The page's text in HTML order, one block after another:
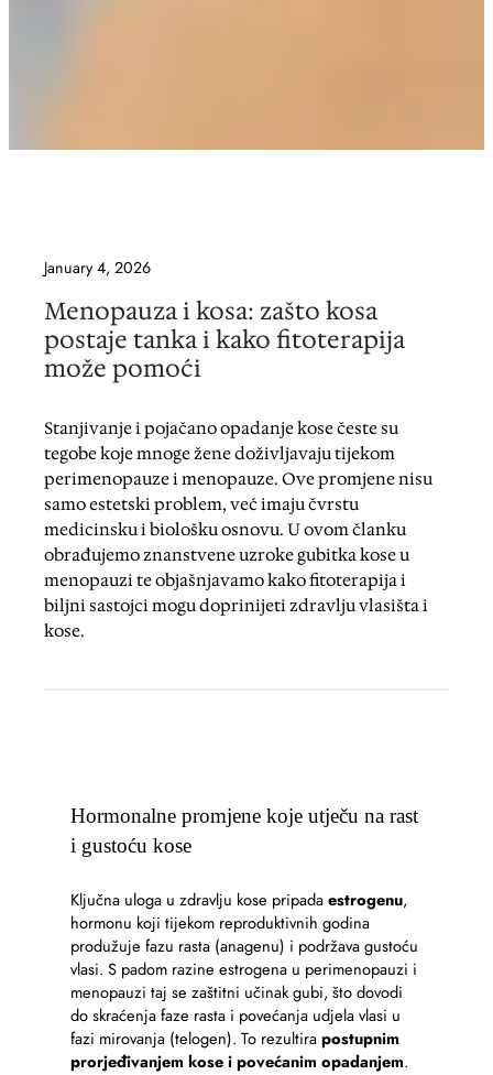
January 4, 2026
Menopauza i kosa: zašto kosa
postaje tanka i kako fitoterapija
može pomoći
Stanjivanje i pojačano opadanje kose česte su
tegobe koje mnoge žene doživljavaju tijekom
perimenopauze i menopauze. Ove promjene nisu
samo estetski problem, već imaju čvrstu
medicinsku i biološku osnovu. U ovom članku
obrađujemo znanstvene uzroke gubitka kose u
menopauzi te objašnjavamo kako fitoterapija i
biljni sastojci mogu doprinijeti zdravlju vlasišta i
kose.
Hormonalne promjene koje utječu na rast
i gustoću kose
Ključna uloga u zdravlju kose pripadaestrogenu,
hormonu koji tijekom reproduktivnih godina
produžuje fazu rasta (anagenu) i podržava gustoću
vlasi. S padom razine estrogena u perimenopauzi i
menopauzi taj se zaštitni učinak gubi, što dovodi
do skraćenja faze rasta i povećanja udjela vlasi u
fazi mirovanja (telogen). To rezultirapostupnim
prorjeđivanjem kose i povećanim opadanjem.